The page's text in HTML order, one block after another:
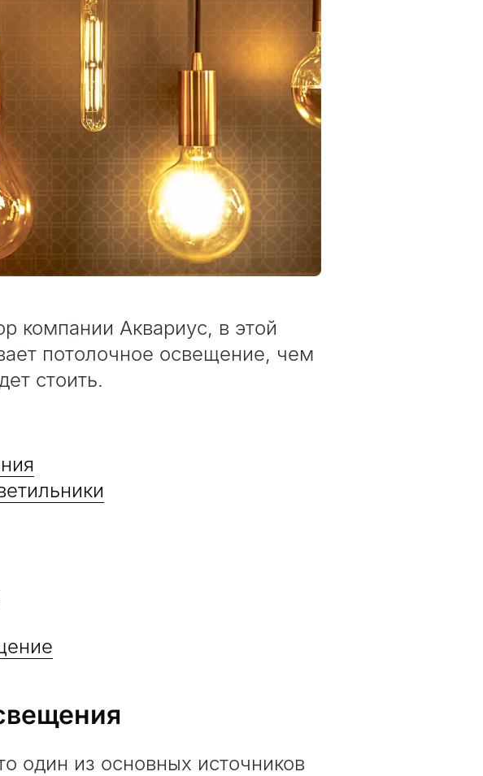
компании Аквариус, в этой
потолочное освещение, чем
стоить.
один из основных источников